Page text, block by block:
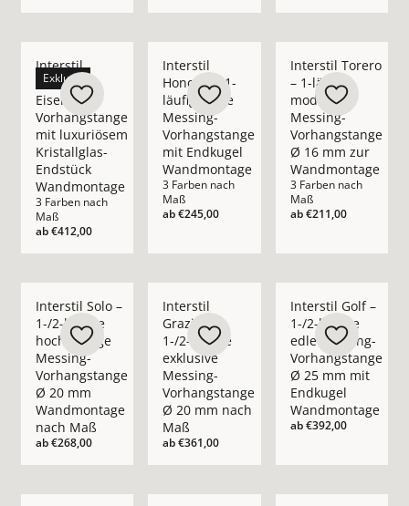
Exklusiv
Interstil
Madison –
Eisen-
Vorhangstange
mit luxuriösem
Kristallglas-
Endstück
Wandmontage
3 Farben nach
Maß
ab€412,00
Interstil
Honoria – 1-
läufige edle
Messing-
Vorhangstange
mit Endkugel
Wandmontage
3 Farben nach
Maß
ab€245,00
Interstil Torero
– 1-läufige
moderne
Messing-
Vorhangstange
Ø 16 mm zur
Wandmontage
3 Farben nach
Maß
ab€211,00
Interstil Solo –
1-/2-läufige
hochwertige
Messing-
Vorhangstange
Ø 20 mm
Wandmontage
nach Maß
ab€268,00
Interstil
Grazioso –
1-/2-läufige
exklusive
Messing-
Vorhangstange
Ø 20 mm nach
Maß
ab€361,00
Interstil Golf –
1-/2-läufige
edle Messing-
Vorhangstange
Ø 25 mm mit
Endkugel
Wandmontage
ab€392,00